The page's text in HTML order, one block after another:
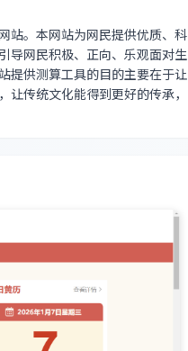
站。本网站为网民提供优质、科
导网民积极、正向、乐观面对生
提供测算工具的目的主要在于让
传统文化能得到更好的传承，